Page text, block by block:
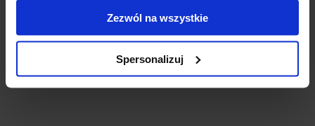
Zezwól na wszystkie
Spersonalizuj